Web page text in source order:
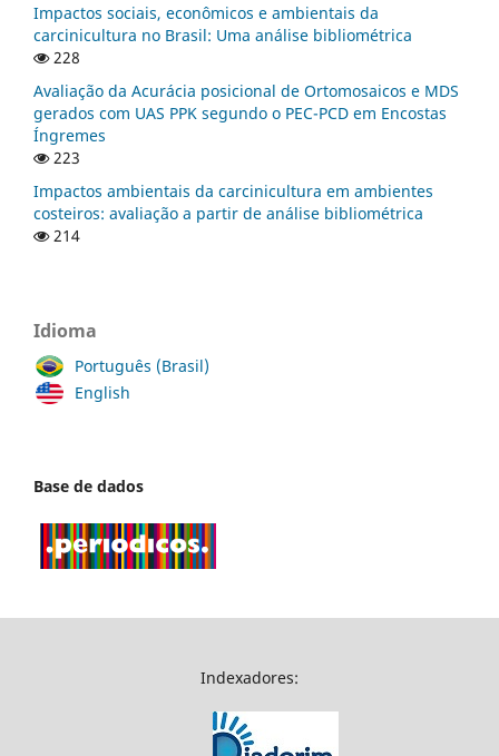
Impactos sociais, econômicos e ambientais da
carcinicultura no Brasil: Uma análise bibliométrica
228
Avaliação da Acurácia posicional de Ortomosaicos e MDS
gerados com UAS PPK segundo o PEC-PCD em Encostas
Íngremes
223
Impactos ambientais da carcinicultura em ambientes
costeiros: avaliação a partir de análise bibliométrica
214
Idioma
Português (Brasil)
English
Base de dados
Indexadores: